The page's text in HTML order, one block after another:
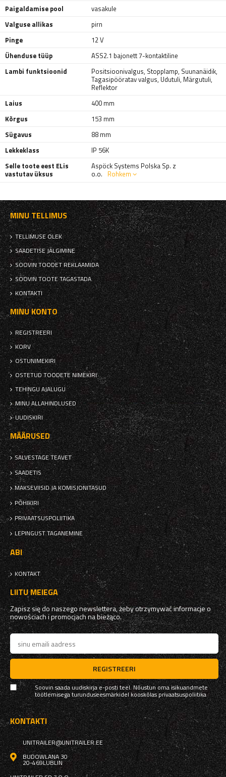
Paigaldamise pool
vasakule
Valguse allikas
pirn
Pinge
12 V
Ühenduse tüüp
ASS2.1 bajonett 7-kontaktiline
Lambi funktsioonid
Positsioonivalgus, Stopplamp, Suunanäidik,
Tagasipööratav valgus, Udutuli, Märgutuli,
Reflektor
Laius
400 mm
Kõrgus
153 mm
Sügavus
88 mm
Lekkeklass
IP 56K
Selle toote eest ELis
vastutav üksus
Aspöck Systems Polska Sp. z
o.o. Rohkem
MINU TELLIMUS
TELLIMUSE OLEK
SAADETISE JÄLGIMINE
SOOVIN TOODET REKLAAMIDA
SOOVIN TOOTE TAGASTADA
KONTAKTI
MINU KONTO
REGISTREERI
KORV
OSTUNIMEKIRI
OSTETUD TOODETE NIMEKIRI
TEHINGU AJALUGU
MINU ALLAHINDLUSED
UUDISKIRI
MÄÄRUSED
SALVESTAGE TEAVET
SAADETIS
MAKSEVIISID JA KOMISJONITASUD
PÕHIKIRI
PRIVAATSUSPOLIITIKA
LEPINGUST TAGANEMINE
ABI
KONTAKT
LIITU MEIEGA
Zapisz się do naszego newslettera, żeby otrzymywać informacje o
nowościach i promocjach na bieżąco.
REGISTREERI
Soovin saada uudiskirja e-posti teel. Nõustun oma isikuandmete
töötlemisega turunduseesmärkidel kooskõlasprivaatsuspoliitika
KONTAKTI
UNITRAILER@UNITRAILER.EE
BUDOWLANA 30
20-469LUBLIN